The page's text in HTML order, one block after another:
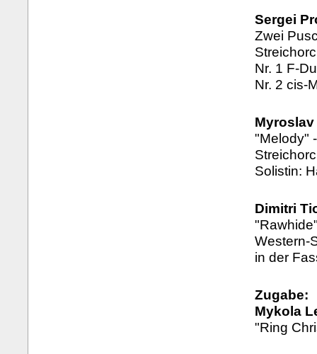
Sergei
Zwei
Nr. 1 F-
Nr. 2 cis-
Myroslav
"Melody"
Solistin:
Dimitri
Western-
in der
Zugabe:
Mykola
"Ring